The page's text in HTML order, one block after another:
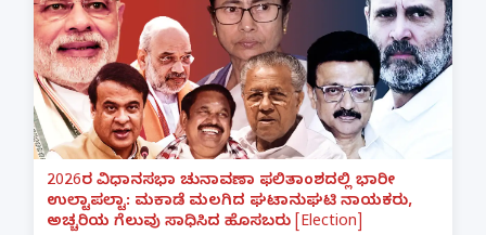
2026ರ ವಿಧಾನಸಭಾ ಚುನಾವಣಾ ಫಲಿತಾಂಶದಲ್ಲಿ ಭಾರೀ
ಉಲ್ಟಾಪಲ್ಟಾ: ಮಕಾಡೆ ಮಲಗಿದ ಘಟಾನುಘಟಿ ನಾಯಕರು,
ಅಚ್ಚರಿಯ ಗೆಲುವು ಸಾಧಿಸಿದ ಹೊಸಬರು [Election]